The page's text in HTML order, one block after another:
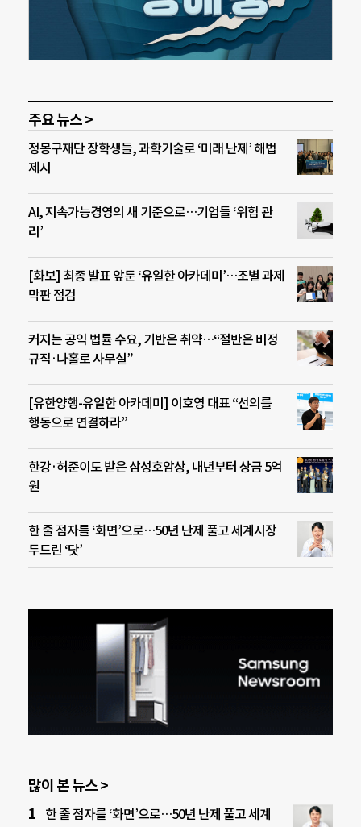
주요 뉴스 >
정몽구재단 장학생들, 과학기술로 ‘미래 난제’ 해법
제시
AI, 지속가능경영의 새 기준으로…기업들 ‘위험 관
리’
[화보] 최종 발표 앞둔 ‘유일한 아카데미’…조별 과제
막판 점검
커지는 공익 법률 수요, 기반은 취약…“절반은 비정
규직·나홀로 사무실”
[유한양행-유일한 아카데미] 이호영 대표 “선의를
행동으로 연결하라”
한강·허준이도 받은 삼성호암상, 내년부터 상금 5억
원
한 줄 점자를 ‘화면’으로…50년 난제 풀고 세계시장
두드린 ‘닷’
많이 본 뉴스 >
한 줄 점자를 ‘화면’으로…50년 난제 풀고 세계